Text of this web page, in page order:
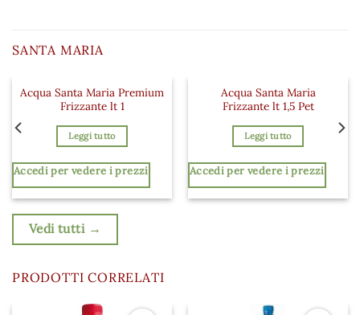
SANTA MARIA
Aggiungi ai preferiti
Acqua Santa Maria Premium
Frizzante lt 1
Leggi tutto
Accedi per vedere i prezzi
Acqua Santa Maria
Frizzante lt 1,5 Pet
Leggi tutto
Accedi per vedere i prezzi
ai preferiti
Vedi tutti →
PRODOTTI CORRELATI